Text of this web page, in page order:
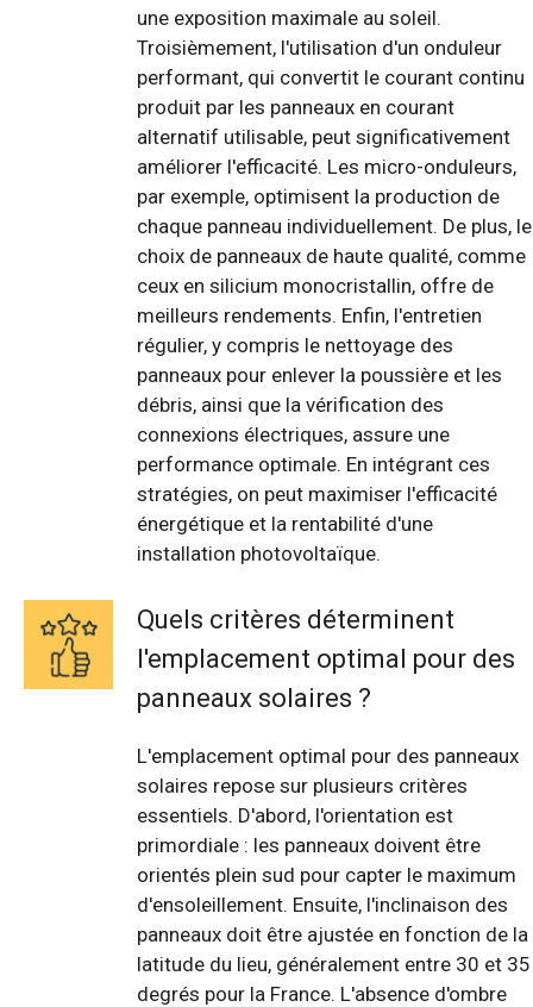
une exposition maximale au soleil.
Troisièmement, l'utilisation d'un onduleur
performant, qui convertit le courant continu
produit par les panneaux en courant
alternatif utilisable, peut significativement
améliorer l'efficacité. Les micro-onduleurs,
par exemple, optimisent la production de
chaque panneau individuellement. De plus, le
choix de panneaux de haute qualité, comme
ceux en silicium monocristallin, offre de
meilleurs rendements. Enfin, l'entretien
régulier, y compris le nettoyage des
panneaux pour enlever la poussière et les
débris, ainsi que la vérification des
connexions électriques, assure une
performance optimale. En intégrant ces
stratégies, on peut maximiser l'efficacité
énergétique et la rentabilité d'une
installation photovoltaïque.
Quels critères déterminent
l'emplacement optimal pour des
panneaux solaires ?
L'emplacement optimal pour des panneaux
solaires repose sur plusieurs critères
essentiels. D'abord, l'orientation est
primordiale : les panneaux doivent être
orientés plein sud pour capter le maximum
d'ensoleillement. Ensuite, l'inclinaison des
panneaux doit être ajustée en fonction de la
latitude du lieu, généralement entre 30 et 35
degrés pour la France. L'absence d'ombre